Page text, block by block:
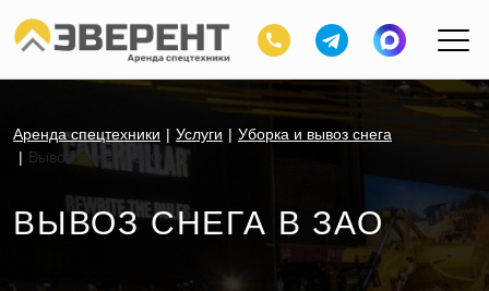
Аренда спецтехники Услуги
Уборка и вывоз снега
Вывоз снега в ЗАО
ВЫВОЗ СНЕГА В ЗАО